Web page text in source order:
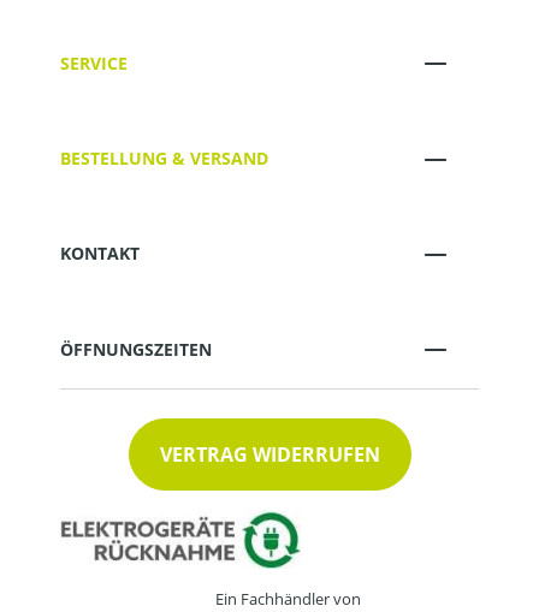
SERVICE
BESTELLUNG & VERSAND
KONTAKT
ÖFFNUNGSZEITEN
VERTRAG WIDERRUFEN
Ein Fachhändler von